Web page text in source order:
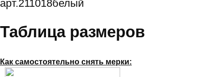
арт.211018белый
Таблица размеров
Как самостоятельно снять мерки: